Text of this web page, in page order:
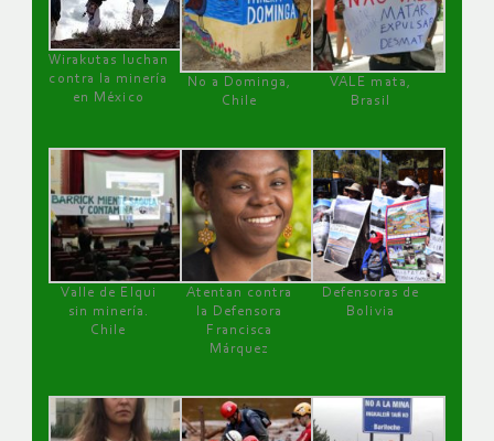
Wirakutas luchan
contra la minería
en México
No a Dominga,
Chile
VALE mata,
Brasil
Valle de Elqui
sin minería.
Chile
Atentan contra
la Defensora
Francisca
Márquez
Defensoras de
Bolivia